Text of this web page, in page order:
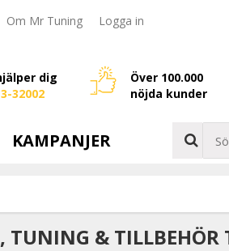
Om Mr Tuning Logga in
dig
32002
Över 100.000
nöjda kunder
KAMPANJER
TUNING & TILLBEHÖR